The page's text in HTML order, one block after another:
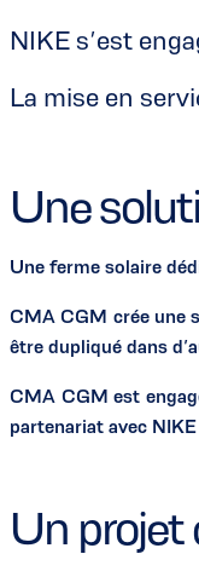
NIKE s’est
La mise en
Une
Une ferme solaire
CMA CGM crée une
être dupliqué dans
CMA CGM est
partenariat avec
Un projet